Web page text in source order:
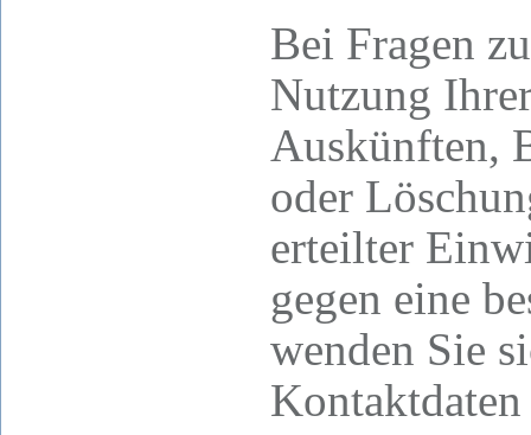
Bei Fragen
Nutzung
Auskünften,
oder
erteilter
gegen eine
wenden Sie